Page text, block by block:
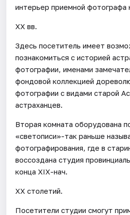
интерьер приемной фотографа
XX вв.
Здесь посетитель имеет
познакомиться с историей
фотографии, именами
фондовой коллекцией
фотографии с видами старой
астраханцев.
Вторая комната оборудована
«светописи»-так раньше
фотографирования, где в
воссоздана студия
конца XIX-нач.
XX столетий.
Посетители студии смогут